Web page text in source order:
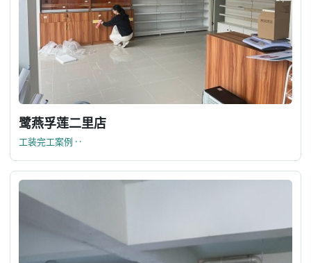
鹭燕孚莲二里店
工装完工案例 · ·